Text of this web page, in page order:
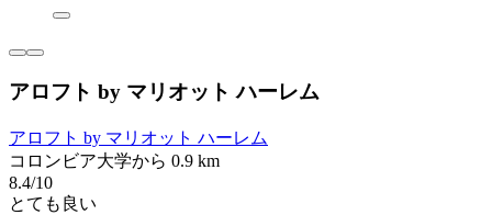
アロフト by マリオット ハーレム
アロフト by マリオット ハーレム
コロンビア大学から 0.9 km
8.4/10
とても良い